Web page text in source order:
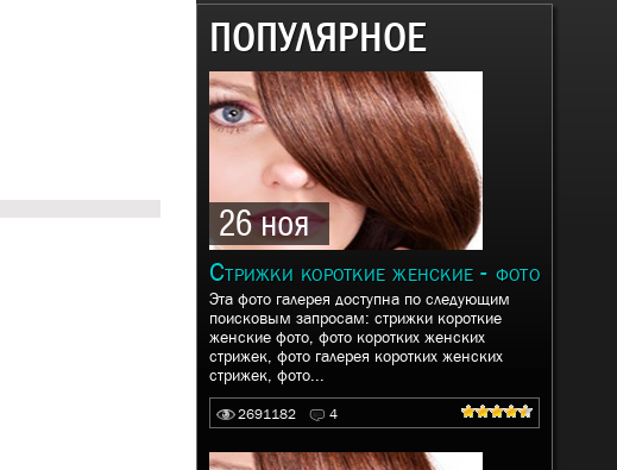
ПОПУЛЯРНОЕ
26 ноя
Стрижки короткие женские - фото
Эта фото галерея доступна по следующим
поисковым запросам: стрижки короткие
женские фото, фото коротких женских
стрижек, фото галерея коротких женских
стрижек, фото...
2691182 4